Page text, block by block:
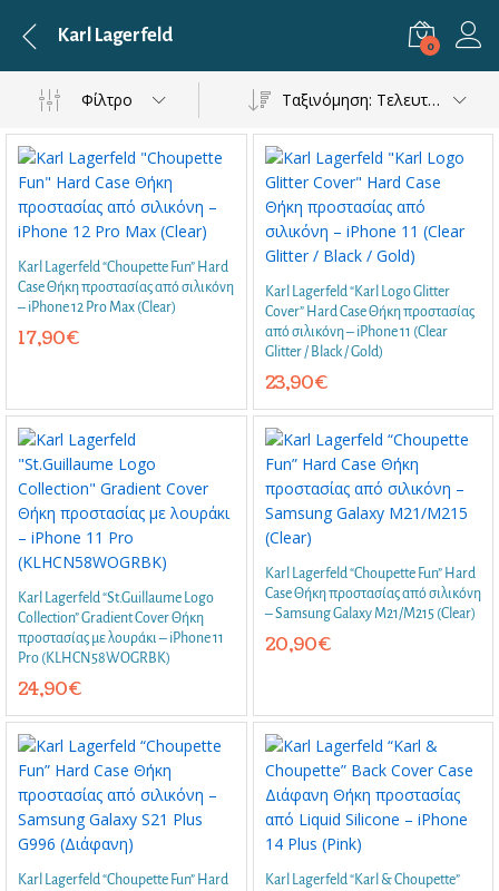
Karl Lagerfeld 0
Φίλτρο Ταξινόμηση: Τελευταία
Karl Lagerfeld “Choupette Fun” Hard
Case Θήκη προστασίας από σιλικόνη
– iPhone 12 Pro Max (Clear)
17,90€
Karl Lagerfeld “Karl Logo Glitter
Cover” Hard Case Θήκη προστασίας
από σιλικόνη – iPhone 11 (Clear
Glitter / Black / Gold)
23,90€
Karl Lagerfeld “St.Guillaume Logo
Collection” Gradient Cover Θήκη
προστασίας με λουράκι – iPhone 11
Pro (KLHCN58WOGRBK)
24,90€
Karl Lagerfeld “Choupette Fun” Hard
Case Θήκη προστασίας από σιλικόνη
– Samsung Galaxy M21/M215 (Clear)
20,90€
Karl Lagerfeld “Choupette Fun” Hard
Karl Lagerfeld “Karl & Choupette”